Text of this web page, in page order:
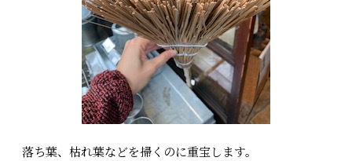
落ち葉、枯れ葉などを掃くのに重宝します。